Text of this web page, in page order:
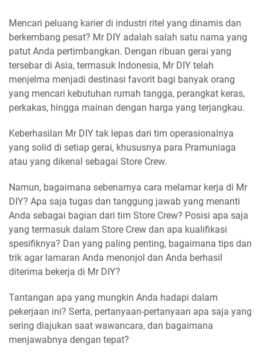
Mencari peluang karier di industri ritel yang dinamis dan
berkembang pesat? Mr DIY adalah salah satu nama yang
patut Anda pertimbangkan. Dengan ribuan gerai yang
tersebar di Asia, termasuk Indonesia, Mr DIY telah
menjelma menjadi destinasi favorit bagi banyak orang
yang mencari kebutuhan rumah tangga, perangkat keras,
perkakas, hingga mainan dengan harga yang terjangkau.
Keberhasilan Mr DIY tak lepas dari tim operasionalnya
yang solid di setiap gerai, khususnya para Pramuniaga
atau yang dikenal sebagai Store Crew.
Namun, bagaimana sebenarnya cara melamar kerja di Mr
DIY? Apa saja tugas dan tanggung jawab yang menanti
Anda sebagai bagian dari tim Store Crew? Posisi apa saja
yang termasuk dalam Store Crew dan apa kualifikasi
spesifiknya? Dan yang paling penting, bagaimana tips dan
trik agar lamaran Anda menonjol dan Anda berhasil
diterima bekerja di Mr DIY?
Tantangan apa yang mungkin Anda hadapi dalam
pekerjaan ini? Serta, pertanyaan-pertanyaan apa saja yang
sering diajukan saat wawancara, dan bagaimana
menjawabnya dengan tepat?